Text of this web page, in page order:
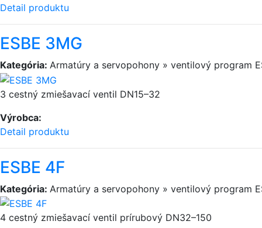
Detail produktu
ESBE 3MG
Kategória: Armatúry a servopohony » ventilový program
3 cestný zmiešavací ventil DN15–32
Výrobca:
Detail produktu
ESBE 4F
Kategória: Armatúry a servopohony » ventilový program
4 cestný zmiešavací ventil prírubový DN32–150